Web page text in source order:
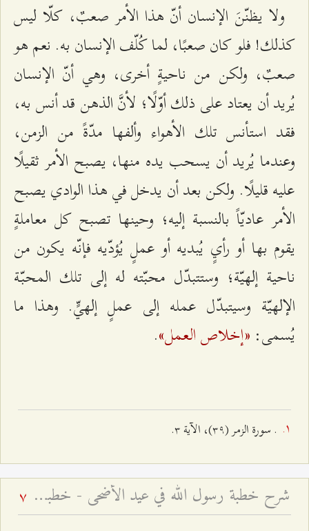
ولا يظنّنَ الإنسان أنّ هذا الأمر صعبٌ، كلّا ليس
كذلك! فلو كان صعبًا، لما كُلّف الإنسان به. نعم هو
صعبٌ، ولكن من ناحيةٍ أخرى، وهي أنّ الإنسان
يُريد أن يعتاد على ذلك أوّلًا؛ لأنَّ الذهن قد أنس به،
فقد استأنس تلك الأهواء وألفها مدّةً من الزمن،
وعندما يُريد أن يسحب يده منها، يصبح الأمر ثقيلًا
عليه قليلًا. ولكن بعد أن يدخل في هذا الوادي يصبح
الأمر عاديّاً بالنسبة إليه؛ وحينها تصبح كل معاملةٍ
يقوم بها أو رأيٍ يُبديه أو عملٍ يُؤدّيه فإنّه يكون من
ناحية إلهيّة؛ وستتبدّل محبّته له إلى تلك المحبّة
الإلهيّة وسيتبدّل عمله إلى عملٍ إلهيٍّ. وهذا ما
يُسمى: «إخلاص العمل».
. سورة الزمر (٣٩)، الآیة ٣.
شرح خطبة رسول الله في عيد الأضحى - خطبة عيد الأضحى السعيد 7